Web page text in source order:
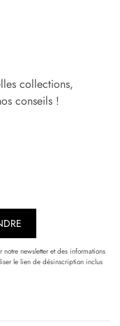
collections,
conseils !
notre newsletter et des informations
le lien de désinscription inclus